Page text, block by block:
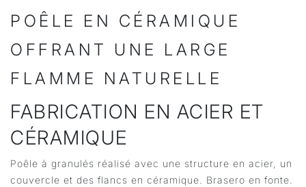
POÊLE EN CÉRAMIQUE
OFFRANT UNE LARGE
FLAMME NATURELLE
FABRICATION EN ACIER ET
CÉRAMIQUE
Poêle à granulés réalisé avec une structure en acier, un
couvercle et des flancs en céramique. Brasero en fonte.